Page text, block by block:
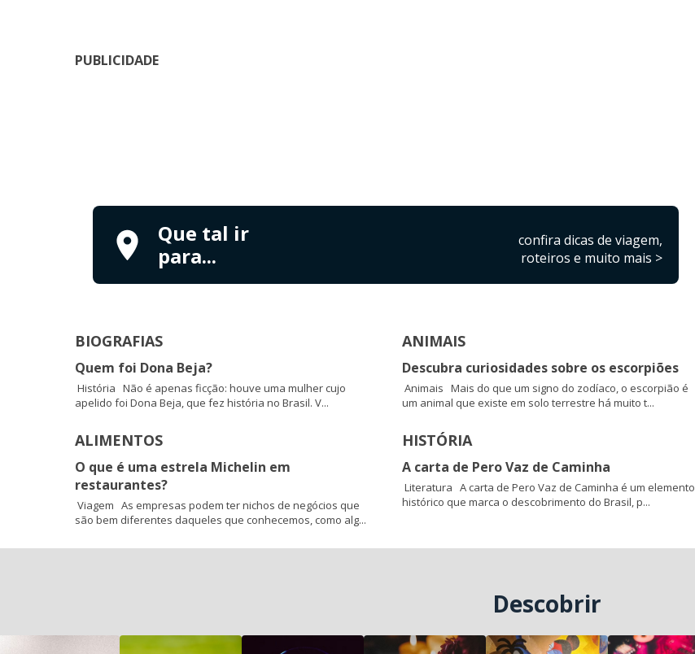
PUBLICIDADE
Que tal ir
para...
confira dicas de viagem,
roteiros e muito mais >
BIOGRAFIAS
Quem foi Dona Beja?
História Não é apenas ficção: houve uma mulher cujo
apelido foi Dona Beja, que fez história no Brasil. V...
ALIMENTOS
O que é uma estrela Michelin em
restaurantes?
Viagem As empresas podem ter nichos de negócios que
são bem diferentes daqueles que conhecemos, como alg...
ANIMAIS
Descubra curiosidades sobre os escorpiões
Animais Mais do que um signo do zodíaco, o escorpião é
um animal que existe em solo terrestre há muito t...
HISTÓRIA
A carta de Pero Vaz de Caminha
Literatura A carta de Pero Vaz de Caminha é um elemento
histórico que marca o descobrimento do Brasil, p...
Descobrir